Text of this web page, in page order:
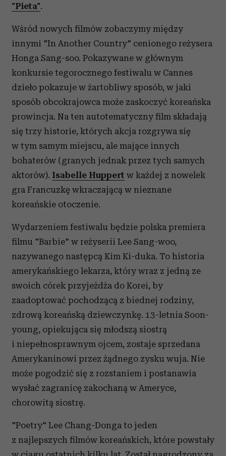
"Pieta".
Wśród nowych filmów zobaczymy między
innymi "In Another Country" cenionego reżysera
Honga Sang-soo. Pokazywane w głównym
konkursie tegorocznego festiwalu w Cannes
dzieło pokazuje w żartobliwy sposób, w jaki
sposób obcokrajowca może zaskoczyć koreańska
prowincja. Na ten autotematyczny film składają
się trzy historie, których akcja rozgrywa się
w tym samym miejscu, ale mające innych
bohaterów (granych jednak przez tych samych
aktorów). Isabelle Huppert w każdej z nowelek
gra Francuzkę wkraczającą w nieznane
koreańskie otoczenie.
Wydarzeniem festiwalu będzie polska premiera
filmu "Barbie" w reżyserii Lee Sang-woo,
nazywanego następcą Kim Ki-duka. To historia
amerykańskiego lekarza, który wraz z jedną ze
swoich córek przyjeżdża do Korei, by
zaadoptować pochodzącą z biednej rodziny,
zdrową koreańską dziewczynkę. 13-letnia Soon-
young, opiekująca się młodszą siostrą
i niepełnosprawnym ojcem, zostaje sprzedana
Amerykaninowi przez żądnego zysku wuja. Nie
może pogodzić się z rozstaniem i postanawia
wysłać zagranicę zakochaną w Ameryce,
chorowitą siostrę.
"Poetry" Lee Chang-Donga to jeden
z najlepszych filmów koreańskich, które powstały